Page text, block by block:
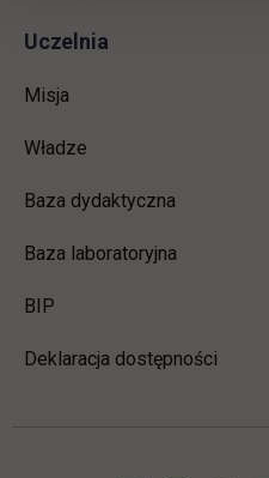
Uczelnia
Misja
Władze
Baza dydaktyczna
Baza laboratoryjna
BIP link otwiera się w nowej
Deklaracja dostępności